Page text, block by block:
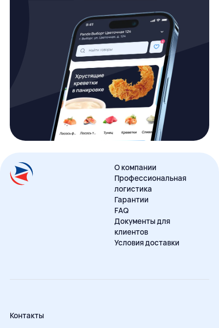
О компании
Профессиональная
логистика
Гарантии
FAQ
Документы для
клиентов
Условия доставки
Контакты